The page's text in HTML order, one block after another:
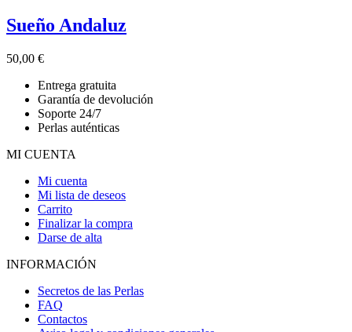
Sueño Andaluz
50,00 €
Entrega gratuita
Garantía de devolución
Soporte 24/7
Perlas auténticas
MI CUENTA
Mi cuenta
Mi lista de deseos
Carrito
Finalizar la compra
Darse de alta
INFORMACIÓN
Secretos de las Perlas
FAQ
Contactos